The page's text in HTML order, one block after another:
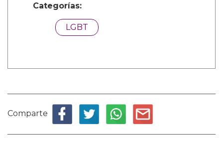
Categorías:
LGBT
Comparte